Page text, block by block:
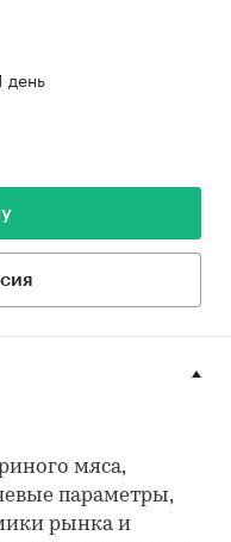
день
мяса,
параметры,
рынка и